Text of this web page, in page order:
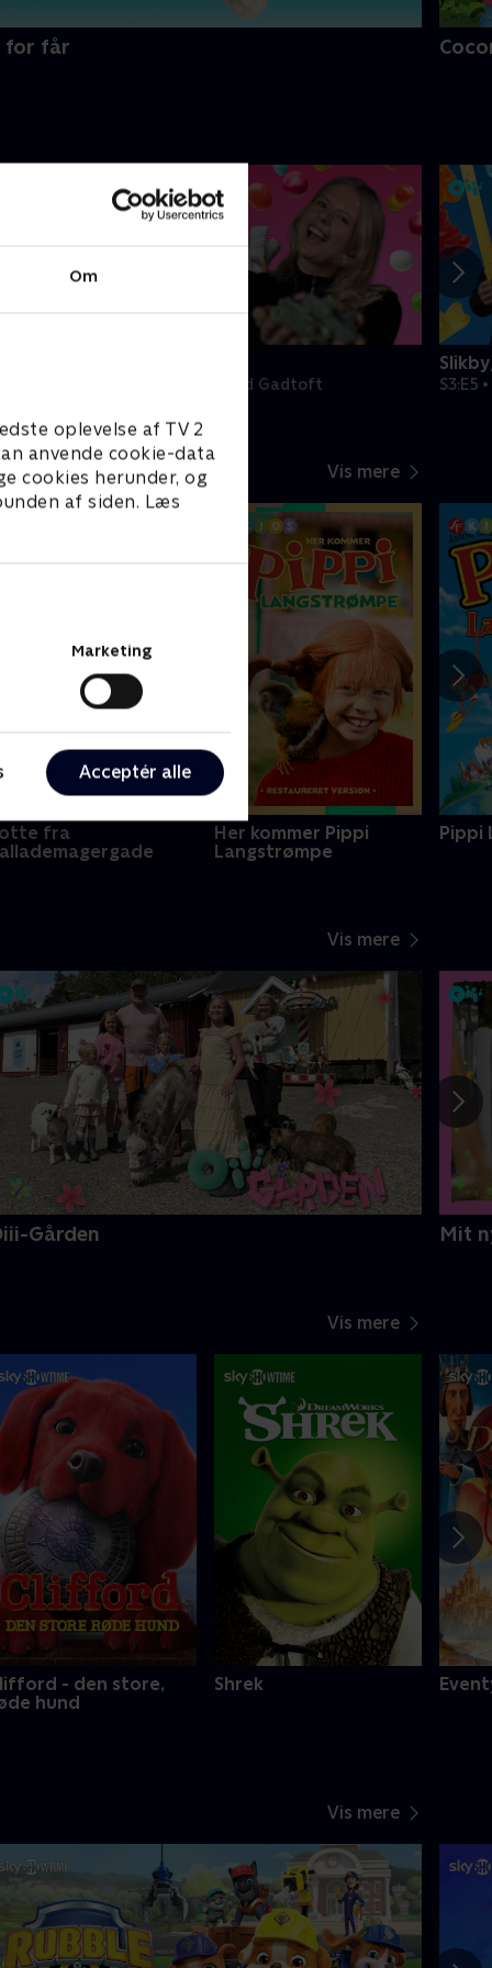
Om
oplevelse af TV 2
anvende cookie-data
cookies herunder, og
af siden. Læs
Marketing
Acceptér alle
for får
S3:E4 • Slikmad med Gadtoft S3:E5
Vis mere
fra
Her kommer Pippi
Langstrømpe
Pippi
Vis mere
Gården Mit
Vis mere
- den store,
hund
Shrek
Vis mere